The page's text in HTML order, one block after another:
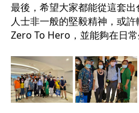
最後，希望大家都能從這套
人士非一般的堅毅精神，或
Zero To Hero，並能夠在日常